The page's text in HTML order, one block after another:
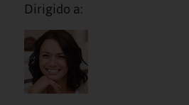
Dirigido a: